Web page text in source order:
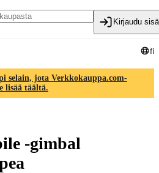
Kirjaudu
fi
selain, jota Verkkokauppa.com-
lisää täältä.
-gimbal